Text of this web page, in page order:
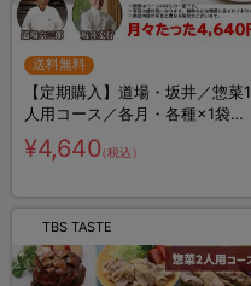
送料無料
【定期購入】道場・坂井／惣菜1
人用コース／各月・各種×1袋
計6袋
¥4,640（税込）
TBS TASTE